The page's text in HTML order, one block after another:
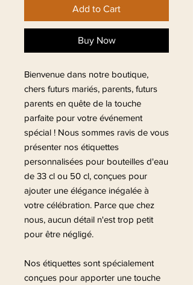
Add to Cart
Buy Now
Bienvenue dans notre boutique,
chers futurs mariés, parents, futurs
parents en quête de la touche
parfaite pour votre événement
spécial ! Nous sommes ravis de vous
présenter nos étiquettes
personnalisées pour bouteilles d'eau
de 33 cl ou 50 cl, conçues pour
ajouter une élégance inégalée à
votre célébration. Parce que chez
nous, aucun détail n'est trop petit
pour être négligé.
Nos étiquettes sont spécialement
conçues pour apporter une touche